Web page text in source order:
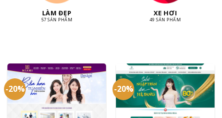
LÀM ĐẸP
57 SẢN PHẨM
XE HƠI
49 SẢN PHẨM
-20% -20%